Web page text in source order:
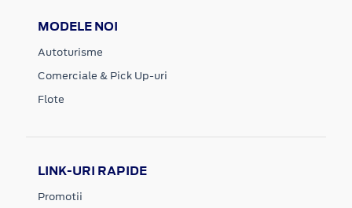
MODELE NOI
Autoturisme
Comerciale & Pick Up-uri
Flote
LINK-URI RAPIDE
Promotii